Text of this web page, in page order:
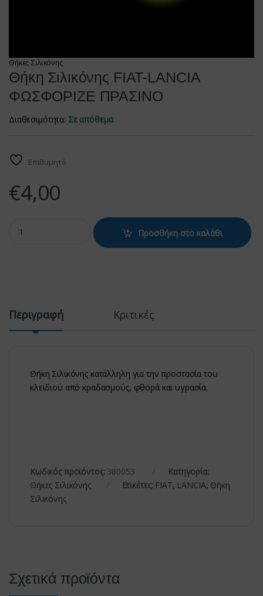
Θήκες Σιλικόνης
Θήκη Σιλικόνης FIAT-LANCIA
ΦΩΣΦΟΡΙΖΕ ΠΡΑΣΙΝΟ
Διαθεσιμότητα: Σε απόθεμα
Επιθυμητό
€4,00
Θήκη Σιλικόνης FIAT-LANCIA ΦΩΣΦΟΡΙΖΕ ΠΡΑΣΙΝΟ quantity
Προσθήκη στο καλάθι
Περιγραφή Κριτικές
Θήκη Σιλικόνης κατάλληλη για την προστασία του
κλειδιού από κραδασμούς, φθορά και υγρασία.
Κωδικός προϊόντος: 380053
Κατηγορία:
Θήκες Σιλικόνης
Ετικέτες: FIAT, LANCIA, Θήκη
Σιλικόνης
Σχετικά προϊόντα